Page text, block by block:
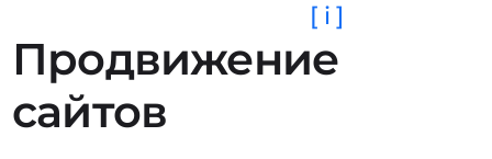
Продвижение
сайтов
[ i ]